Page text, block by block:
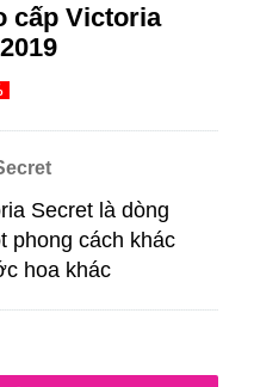
cấp Victoria
Secret là dòng
phong cách khác
hoa khác